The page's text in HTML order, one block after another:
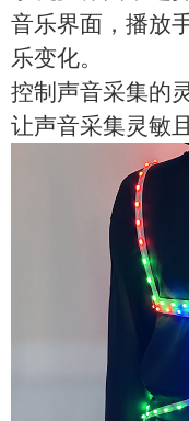
音乐界面，播放
乐变化。
控制声音采集的
让声音采集灵敏